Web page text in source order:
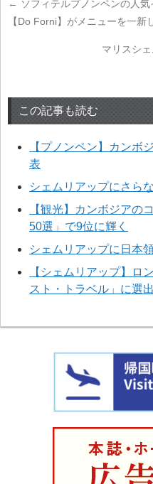
← ソフィテルプノンペンの人気
【Do Forni】がメニューを一新
マリスシ
この記事も読む
【プノンペン】カンボ
表
シェムリアップにさら
【観光】カンボジアの
50選」で9位に輝く
シェムリアップに日本
【シェムリアップ】ロ
スト・トラベル」に選出